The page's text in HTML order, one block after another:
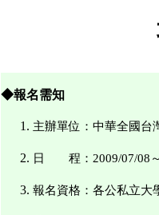
◆報名需知
主辦單位：中華全國台
日 程： 2009/07/08
報名資格：各公私立大